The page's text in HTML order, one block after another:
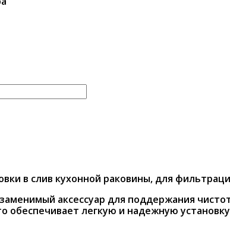
в слив кухонной раковины, для
аксессуар для поддержания
обеспечивает легкую и надежную